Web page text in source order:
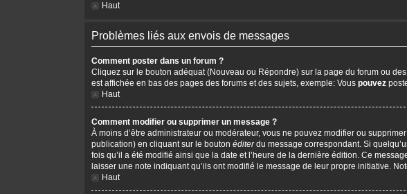
Haut
Problèmes liés aux envois de messages
Comment poster dans un forum ?
Cliquez sur le bouton adéquat (Nouveau ou Répondre) sur la page du forum ou
est affichée en bas des pages des forums et des sujets, exemple: Vous pouvez
Haut
Comment modifier ou supprimer un message ?
À moins d’être administrateur ou modérateur, vous ne pouvez modifier ou
publication) en cliquant sur le bouton éditerdu message correspondant. Si
fois qu’il a été modifié ainsi que la date et l’heure de la dernière édition. Ce
laisser une note indiquant qu’ils ont modifié le message de leur propre initiative.
Haut